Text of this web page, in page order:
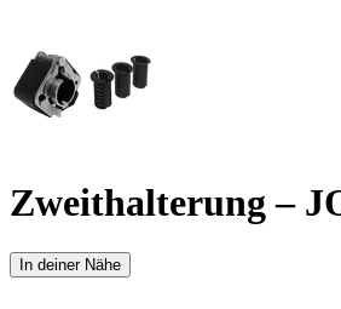
Zweithalterung –
In deiner Nähe